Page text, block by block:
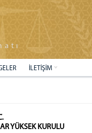
İLETİŞİM
YÜKSEK KURULU